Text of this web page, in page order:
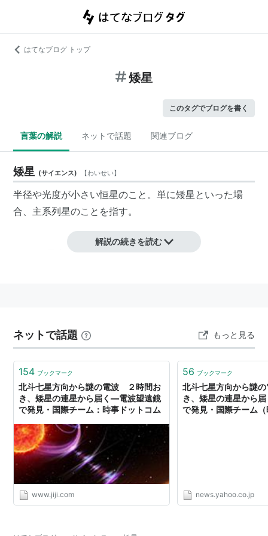
はてなブログ トップ
矮星
このタグでブログを書く
言葉の解説 ネットで話題 関連ブログ
矮星 (サイエンス) 【わいせい】
半径や光度が小さい恒星のこと。単に矮星といった場
合、主系列星のことを指す。
リスト::天文学
解説の続きを読む
ネットで話題 もっと見る
154 ブックマーク
北斗七星方向から謎の電波 ２時間お
き、矮星の連星から届く―電波望遠鏡
で発見・国際チーム：時事ドットコム
www.jiji.com
56 ブックマーク
北斗七星方向から謎
き、矮星の連星から
で発見・国際チーム
news.yahoo.co.jp